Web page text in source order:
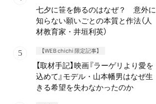
七夕に笹を飾るのはなぜ？ 意外に
知らない願いごとの本質と作法（人
材教育家・井垣利英）
【WEB chichi 限定記事】
【取材手記】映画『ラーゲリより愛を
込めて』モデル・山本幡男はなぜ生
きる希望を失わなかったのか